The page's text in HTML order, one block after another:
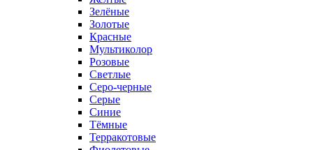
Зелёные
Золотые
Красные
Мультиколор
Розовые
Светлые
Серо-черные
Серые
Синие
Тёмные
Терракотовые